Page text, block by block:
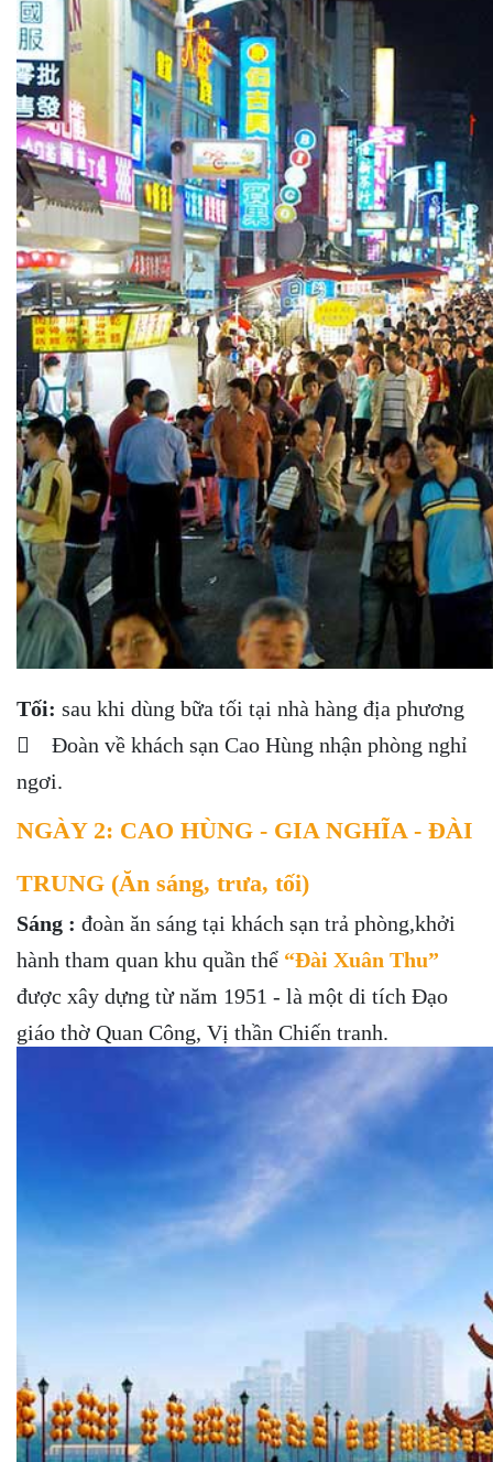
Tối: sau khi dùng bữa tối tại nhà hàng địa phương
 Đoàn về khách sạn Cao Hùng nhận phòng nghỉ
ngơi.
NGÀY 2: CAO HÙNG - GIA NGHĨA - ĐÀI
TRUNG (Ăn sáng, trưa, tối)
Sáng : đoàn ăn sáng tại khách sạn trả phòng,khởi
hành tham quan khu quần thể “Đài Xuân Thu”
được xây dựng từ năm 1951 - là một di tích Đạo
giáo thờ Quan Công, Vị thần Chiến tranh.